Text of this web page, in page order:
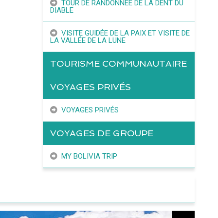
TOUR DE RANDONNÉE DE LA DENT DU
DIABLE
VISITE GUIDÉE DE LA PAIX ET VISITE DE
LA VALLÉE DE LA LUNE
TOURISME COMMUNAUTAIRE
VOYAGES PRIVÉS
VOYAGES PRIVÉS
VOYAGES DE GROUPE
MY BOLIVIA TRIP